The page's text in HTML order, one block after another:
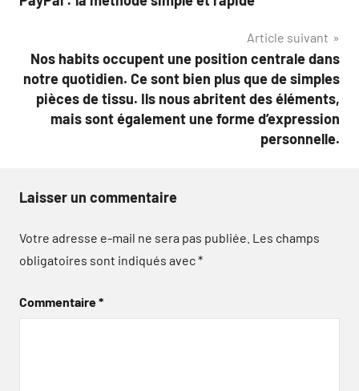
Article suivant
Nos habits occupent une position centrale dans
notre quotidien. Ce sont bien plus que de simples
pièces de tissu. Ils nous abritent des éléments,
mais sont également une forme d’expression
personnelle.
Laisser un commentaire
Votre adresse e-mail ne sera pas publiée. Les champs
obligatoires sont indiqués avec*
Commentaire*